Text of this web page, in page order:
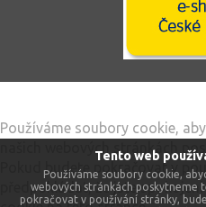
Tento web
Používáme soubory cookie,
webových stránkách poskytneme
pokračovat v používání stránky,
Používáme soubory cookie,
našich webových stránkách
Pokud budete pokračovat v
předpokládat, že jste